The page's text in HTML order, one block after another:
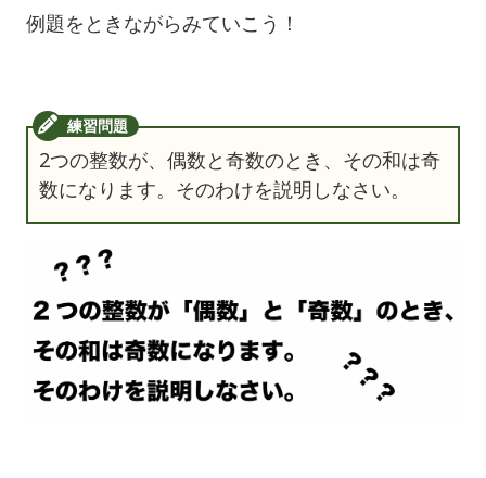
例題をときながらみていこう！
2つの整数が、偶数と奇数のとき、その和は奇
数になります。そのわけを説明しなさい。